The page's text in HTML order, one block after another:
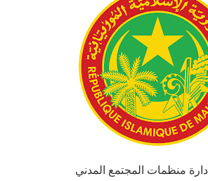
منظمات المجتمع المدني